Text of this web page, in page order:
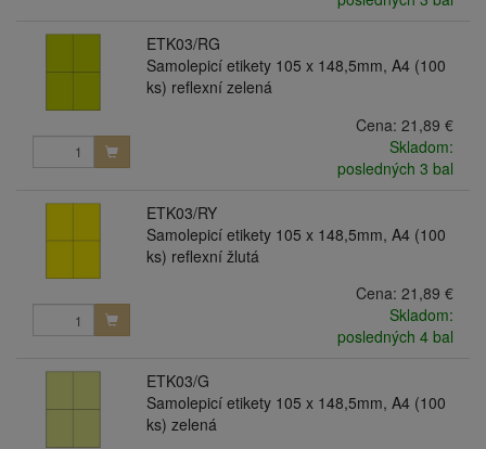
ETK03/RG
Samolepicí etikety 105 x 148,5mm, A4 (100
ks) reflexní zelená
Cena: 21,89 €
Skladom:
posledných 3 bal
ETK03/RY
Samolepicí etikety 105 x 148,5mm, A4 (100
ks) reflexní žlutá
Cena: 21,89 €
Skladom:
posledných 4 bal
ETK03/G
Samolepicí etikety 105 x 148,5mm, A4 (100
ks) zelená